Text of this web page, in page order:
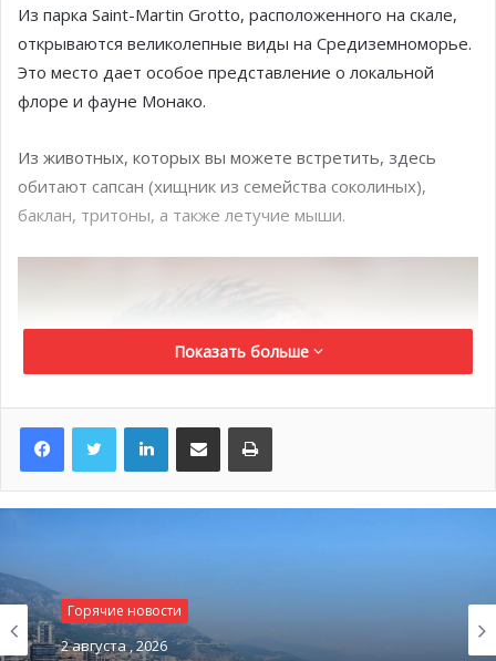
Из парка Saint-Martin Grotto, расположенного на скале,
открываются великолепные виды на Средиземноморье.
Это место дает особое представление о локальной
флоре и фауне Монако.
Из животных, которых вы можете встретить, здесь
обитают сапсан (хищник из семейства соколиных),
баклан, тритоны, а также летучие мыши.
Показать больше
LinkedInПоделиться по электронной почте Распечатать
Горячие новости
2 августа , 2026
Горячие новости